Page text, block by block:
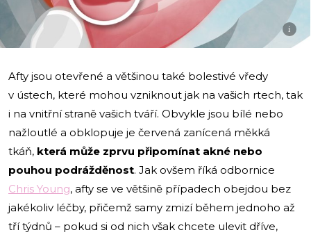
i
Afty jsou otevřené a většinou také bolestivé vředy
v ústech, které mohou vzniknout jak na vašich rtech, tak
i na vnitřní straně vašich tváří. Obvykle jsou bílé nebo
nažloutlé a obklopuje je červená zanícená měkká
tkáň, která může zprvu připomínat akné nebo
pouhou podrážděnost. Jak ovšem říká odbornice
Chris Young, afty se ve většině případech obejdou bez
jakékoliv léčby, přičemž samy zmizí během jednoho až
tří týdnů – pokud si od nich však chcete ulevit dříve,